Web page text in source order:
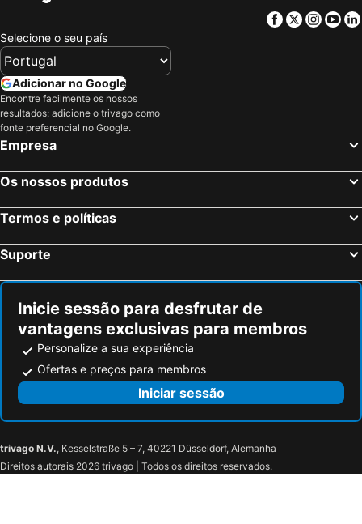
Westerlo, bed and breakfasts
Dilbeek, bed and breakfasts
Tessenderlo, bed and breakfasts
Herselt, bed and breakfasts
Sombreffe, bed and breakfasts
Nivelles, bed and breakfasts
Mol, bed and breakfasts
Willebroek, bed and breakfasts
Wellen, bed and breakfasts
Braives, bed and breakfasts
Rotselaar, bed and breakfasts
Meise, bed and breakfasts
Elsene-Ixelles, bed and breakfasts
Lier, bed and breakfasts
Facebook
Twitter
Selecione o seu país
Adicionar no Google
Encontre facilmente os nossos
resultados: adicione o trivago como
fonte preferencial no Google.
Empresa
Os nossos produtos
Termos e políticas
Suporte
Inicie sessão para desfrutar de
vantagens exclusivas para membros
Personalize a sua experiência
Ofertas e preços para membros
Iniciar sessão
trivago N.V., Kesselstraße 5 – 7, 40221 Düsseldorf, Alemanha
Direitos autorais 2026 trivago | Todos os direitos reservados.